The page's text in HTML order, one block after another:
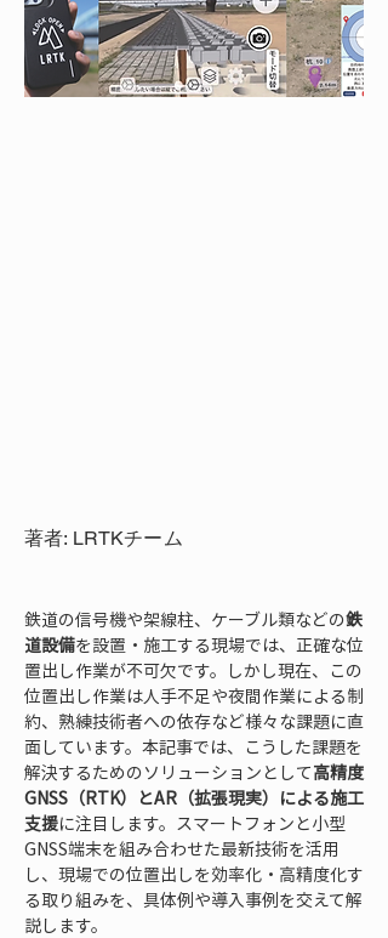
著者: LRTKチーム
鉄道の信号機や架線柱、ケーブル類などの鉄
道設備を設置・施工する現場では、正確な位
置出し作業が不可欠です。しかし現在、この
位置出し作業は人手不足や夜間作業による制
約、熟練技術者への依存など様々な課題に直
面しています。本記事では、こうした課題を
解決するためのソリューションとして高精度
GNSS（RTK）とAR（拡張現実）による施工
支援に注目します。スマートフォンと小型
GNSS端末を組み合わせた最新技術を活用
し、現場での位置出しを効率化・高精度化す
る取り組みを、具体例や導入事例を交えて解
説します。